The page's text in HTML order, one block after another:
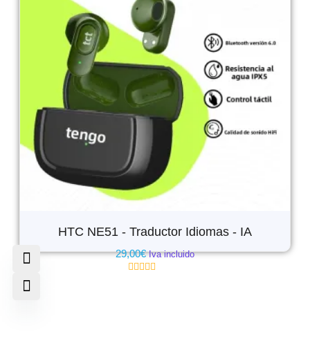
HTC NE51 - Traductor Idiomas - IA
29,00€ Iva incluido